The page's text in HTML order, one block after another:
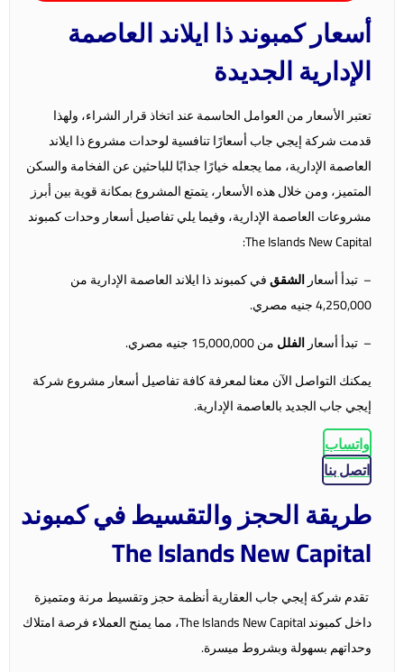
أسعار كمبوند ذا ايلاند العاصمة
الإدارية الجديدة
تعتبر الأسعار من العوامل الحاسمة عند اتخاذ قرار الشراء، ولهذا
قدمت شركة إيجي جاب أسعارًا تنافسية لوحدات مشروع ذا ايلاند
العاصمة الإدارية، مما يجعله خيارًا جذابًا للباحثين عن الفخامة والسكن
المتميز، ومن خلال هذه الأسعار، يتمتع المشروع بمكانة قوية بين أبرز
مشروعات العاصمة الإدارية، وفيما يلي تفاصيل أسعار وحدات كمبوند
The Islands New Capital:
– تبدأ أسعارالشققفي كمبوند ذا ايلاند العاصمة الإدارية من
4,250,000 جنيه مصري.
– تبدأ أسعارالفللمن 15,000,000 جنيه مصري.
يمكنك التواصل الآن معنا لمعرفة كافة تفاصيل أسعار مشروع شركة
إيجي جاب الجديد بالعاصمة الإدارية.
واتساب
اتصل بنا
طريقة الحجز والتقسيط في كمبوند
The Islands New Capital
تقدم شركة إيجي جاب العقارية أنظمة حجز وتقسيط مرنة ومتميزة
داخل كمبوند The Islands New Capital، مما يمنح العملاء فرصة امتلاك
وحداتهم بسهولة وبشروط ميسرة.